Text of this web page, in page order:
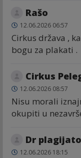
Rašo
12.06.2026 06:57
Cirkus država ,
bogu za plakati .
Cirkus
12.06.2026 08:57
Nisu morali
okupiti u
Dr
12.06.2026 18:15